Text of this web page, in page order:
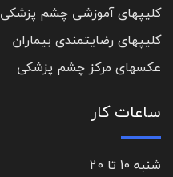
کلیپهای آموزشی چشم پزشکی
کلیپهای رضایتمندی بیماران
عکسهای مرکز چشم پزشکی
ساعات کار
شنبه 10 تا 20